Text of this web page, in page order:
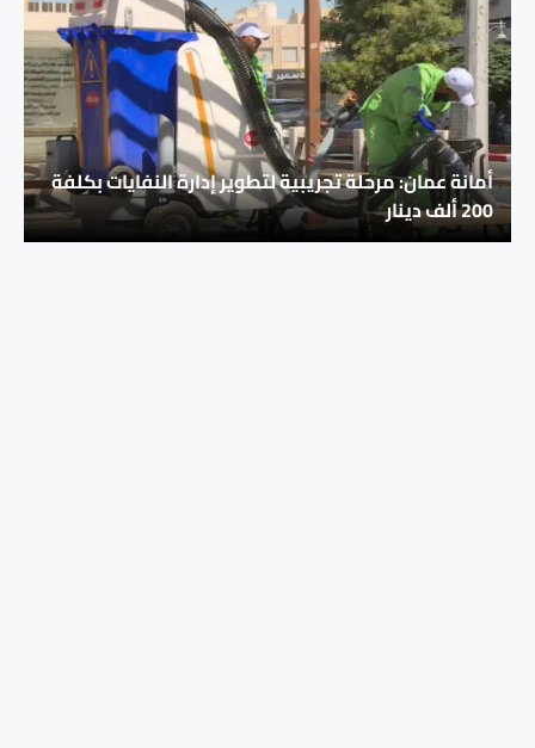
أمانة عمان: مرحلة تجريبية لتطوير إدارة النفايات بكلفة
200 ألف دينار